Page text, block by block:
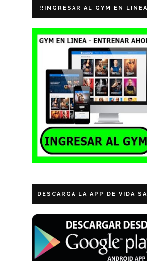
!!INGRESAR AL GYM EN
DESCARGA LA APP DE VIDA